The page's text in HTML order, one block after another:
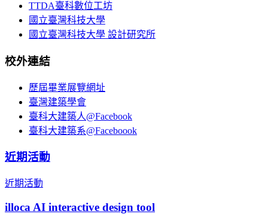
TTDA臺科數位工坊
國立臺灣科技大學
國立臺灣科技大學 設計研究所
校外連結
歷屆畢業展覽網址
臺灣建築學會
臺科大建築人@Facebook
臺科大建築系@Faceboook
近期活動
近期活動
illoca AI interactive design tool